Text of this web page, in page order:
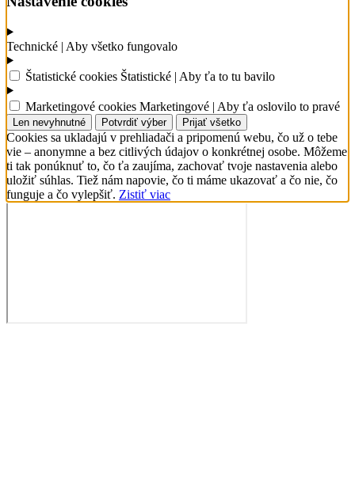
Technické | Aby všetko fungovalo
Štatistické cookies Štatistické | Aby ťa to tu bavilo
Marketingové cookies Marketingové | Aby ťa oslovilo to pravé
Len nevyhnutné Potvrdiť výber Prijať všetko
Cookies sa ukladajú v prehliadači a pripomenú webu, čo už o tebe
vie – anonymne a bez citlivých údajov o konkrétnej osobe. Môžeme
ti tak ponúknuť to, čo ťa zaujíma, zachovať tvoje nastavenia alebo
uložiť súhlas. Tiež nám napovie, čo ti máme ukazovať a čo nie, čo
funguje a čo vylepšiť. Zistiť viac